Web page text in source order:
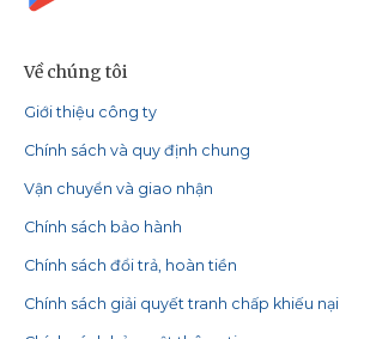
Về chúng tôi
Giới thiệu công ty
Chính sách và quy định chung
Vận chuyển và giao nhận
Chính sách bảo hành
Chính sách đổi trả, hoàn tiền
Chính sách giải quyết tranh chấp khiếu nại